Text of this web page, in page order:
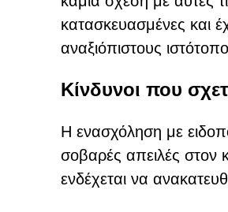
κατασκευασμένες και
αναξιόπιστους
Κίνδυνοι που
Η ενασχόληση με
σοβαρές απειλές στον
ενδέχεται να